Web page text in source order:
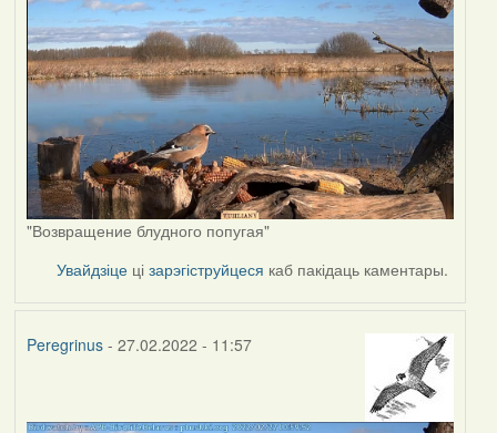
"Возвращение блудного попугая"
Увайдзіце цізарэгіструйцеся каб пакідаць каментары.
Peregrinus- 27.02.2022 - 11:57